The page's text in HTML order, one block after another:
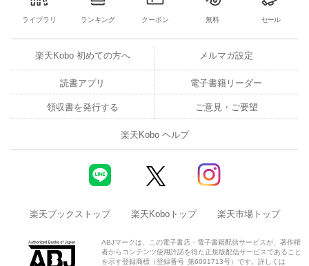
ライブラリ ランキング クーポン 無料 セール
楽天Kobo 初めての方へ メルマガ設定
読書アプリ 電子書籍リーダー
領収書を発行する ご意見・ご要望
楽天Kobo ヘルプ
楽天ブックストップ 楽天Koboトップ 楽天市場トップ
ABJマークは、この電子書店・電子書籍配信サービスが、著作権
者からコンテンツ使用許諾を得た正規版配信サービスであること
を示す登録商標（登録番号 第6091713号）です。詳しくは